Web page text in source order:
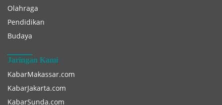
Olahraga
Pendidikan
Budaya
Jaringan Kami
KabarMakassar.com
KabarJakarta.com
KabarSunda.com